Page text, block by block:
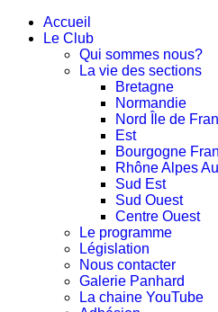
Accueil
Le Club
Qui sommes nous?
La vie des sections
Bretagne
Normandie
Nord Île de
Est
Bourgogne
Rhône Alpes
Sud Est
Sud Ouest
Centre Ouest
Le programme
Législation
Nous contacter
Galerie Panhard
La chaine YouTube